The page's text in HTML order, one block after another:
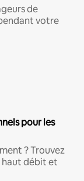
de
votre
pour les
? Trouvez
haut débit et